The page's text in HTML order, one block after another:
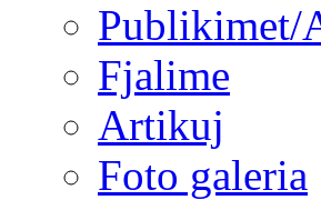
Publikimet/
Fjalime
Artikuj
Foto galeria